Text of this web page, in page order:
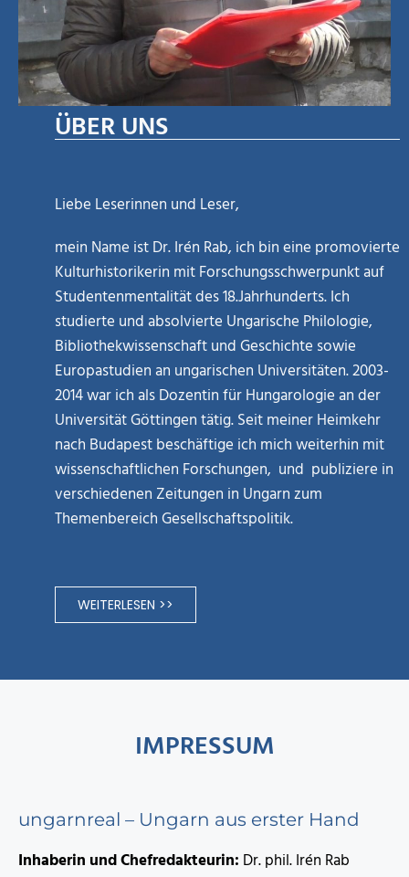
ÜBER UNS
Liebe Leserinnen und Leser,
mein Name ist Dr. Irén Rab, ich bin eine promovierte
Kulturhistorikerin mit Forschungsschwerpunkt auf
Studentenmentalität des 18.Jahrhunderts. Ich
studierte und absolvierte Ungarische Philologie,
Bibliothekwissenschaft und Geschichte sowie
Europastudien an ungarischen Universitäten. 2003-
2014 war ich als Dozentin für Hungarologie an der
Universität Göttingen tätig. Seit meiner Heimkehr
nach Budapest beschäftige ich mich weiterhin mit
wissenschaftlichen Forschungen, und publiziere in
verschiedenen Zeitungen in Ungarn zum
Themenbereich Gesellschaftspolitik.
WEITERLESEN >>
IMPRESSUM
ungarnreal – Ungarn aus erster Hand
Inhaberin und Chefredakteurin: Dr. phil. Irén Rab